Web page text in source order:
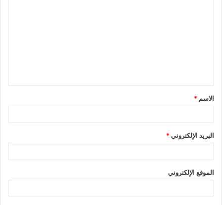
ق
*
الاسم *
البريد الإلكتروني*
الموقع الإلكتروني